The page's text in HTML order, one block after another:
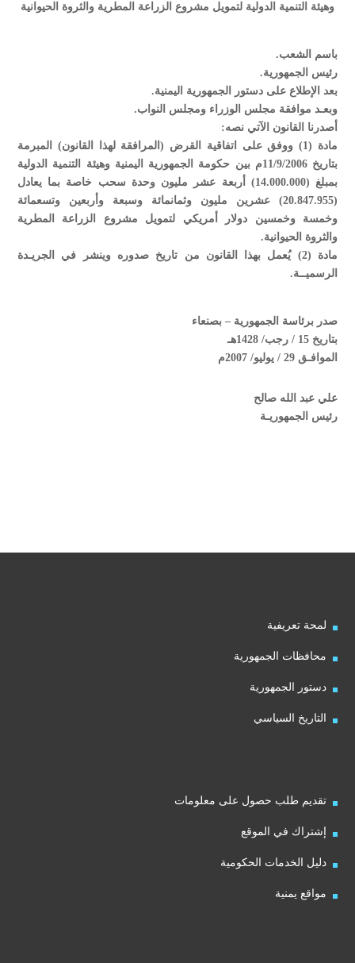
وهيئة التنمية الدولية لتمويل مشروع الزراعة المطرية والثروة الحيوانية
باسم الشعب.
رئيس الجمهورية.
بعد الإطلاع على دستور الجمهورية اليمنية.
وبعـد موافقة مجلس الوزراء ومجلس النواب.
أصدرنا القانون الآتي نصه:
مادة (1) ووفق على اتفاقية القرض (المرافقة لهذا القانون) المبرمة
بتاريخ 11/9/2006م بين حكومة الجمهورية اليمنية وهيئة التنمية الدولية
بمبلغ (14.000.000) أربعة عشر مليون وحدة سحب خاصة بما يعادل
(20.847.955) عشرين مليون وثمانمائة وسبعة وأربعين وتسعمائة
وخمسة وخمسين دولار أمريكي لتمويل مشروع الزراعة المطرية
والثروة الحيوانية.
مادة (2) يُعمل بهذا القانون من تاريخ صدوره وينشر في الجريـدة
الرسميــة.
صدر برئاسة الجمهورية – بصنعاء
بتاريخ 15 / رجب/ 1428هـ
الموافـق 29 / يوليو/ 2007م
علي عبد الله صالح
رئيس الجمهوريـة
لمحة تعريفية
محافظات الجمهورية
دستور الجمهورية
التاريخ السياسي
تقديم طلب حصول على معلومات
إشتراك في الموقع
دليل الخدمات الحكومية
مواقع يمنية